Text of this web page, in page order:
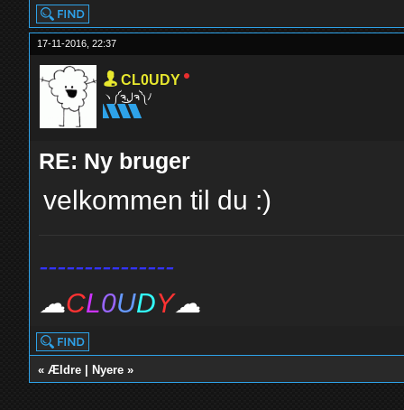
17-11-2016, 22:37
CL0UDY
ヽ༼ຈل͜ຈ༽ﾉ
RE: Ny bruger
velkommen til du :)
---------------
☁CL0UDY☁
«Ældre Nyere »